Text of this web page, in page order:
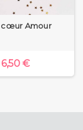
cœur Amour
6,50 €